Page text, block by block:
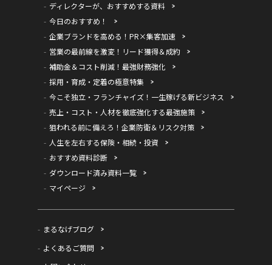
ディレクターが、おすすめする資料
今日のおすすめ！
企業ブランドを高める！PR×集客加速
営業の最前線を激変！リード獲得＆成約
補助金＆コスト削減！最強財務強化
採用・育成・定着の極意特集
今こそ独立・フランチャイズ！一生稼げる新ビジネス
売上・コスト・人材を徹底強化する最強施策
狙われる前に備えろ！企業防衛＆リスク対策
人生を左右する保険・相続・投資
おすすめ資料診断
ダウンロード済み資料一覧
マイページ
まるなげブログ
よくあるご質問